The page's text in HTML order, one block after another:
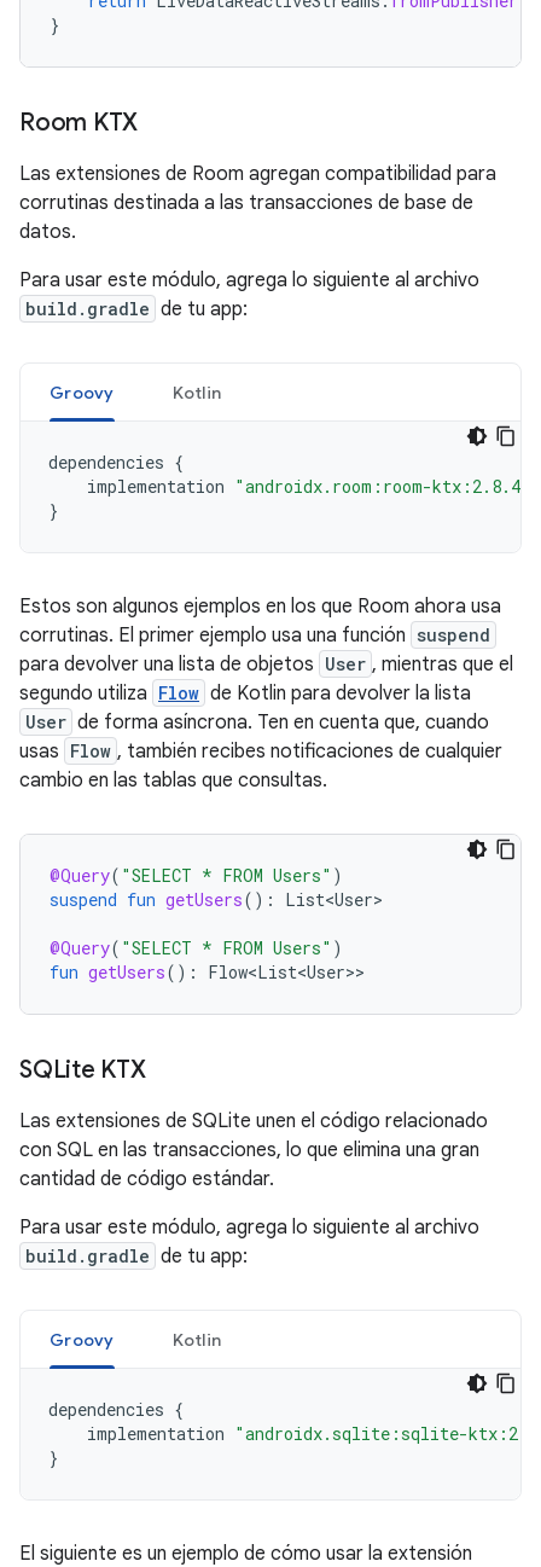
}
Room KTX
Las extensiones de Room agregan compatibilidad para
corrutinas destinada a las transacciones de base de
datos.
Para usar este módulo, agrega lo siguiente al archivo
build.gradle de tu app:
Groovy Kotlin
dependencies {
implementation "androidx.room:room-ktx:2.8.4"
}
Estos son algunos ejemplos en los que Room ahora usa
corrutinas. El primer ejemplo usa una función suspend
para devolver una lista de objetos User , mientras que el
segundo utiliza Flow de Kotlin para devolver la lista
User de forma asíncrona. Ten en cuenta que, cuando
usas Flow , también recibes notificaciones de cualquier
cambio en las tablas que consultas.
@Query( "SELECT * FROM Users" )
suspend fun getUsers(): List<User>
@Query( "SELECT * FROM Users" )
fun getUsers(): Flow<List<User>
SQLite KTX
Las extensiones de SQLite unen el código relacionado
con SQL en las transacciones, lo que elimina una gran
cantidad de código estándar.
Para usar este módulo, agrega lo siguiente al archivo
build.gradle de tu app:
Groovy Kotlin
dependencies {
implementation "androidx.sqlite:sqlite-
}
El siguiente es un ejemplo de cómo usar la extensión